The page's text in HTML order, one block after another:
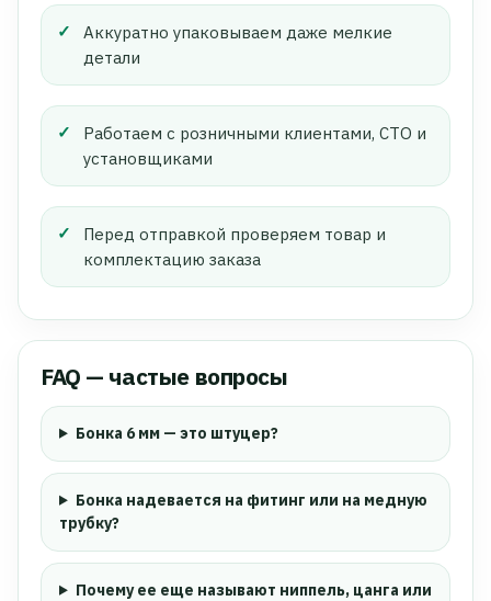
Аккуратно упаковываем даже мелкие
детали
Работаем с розничными клиентами, СТО и
установщиками
Перед отправкой проверяем товар и
комплектацию заказа
FAQ — частые вопросы
Бонка 6 мм — это штуцер?
Бонка надевается на фитинг или на медную
трубку?
Почему ее еще называют ниппель, цанга или